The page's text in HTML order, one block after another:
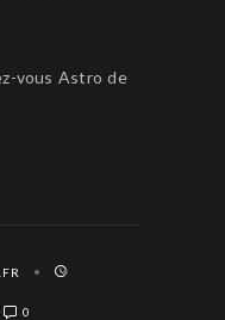
vous Astro de
0